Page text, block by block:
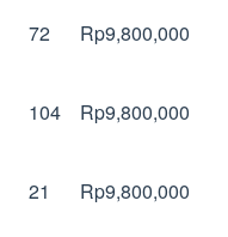
72 Rp9,800,000
104 Rp9,800,000
21 Rp9,800,000